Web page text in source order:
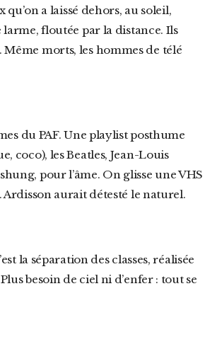
larme, floutée par la distance. Ils
morts, les hommes de télé
coco), les Beatles, Jean-Louis
pour l’âme. On glisse une VHS
Ardisson aurait détesté le naturel.
besoin de ciel ni d’enfer : tout se